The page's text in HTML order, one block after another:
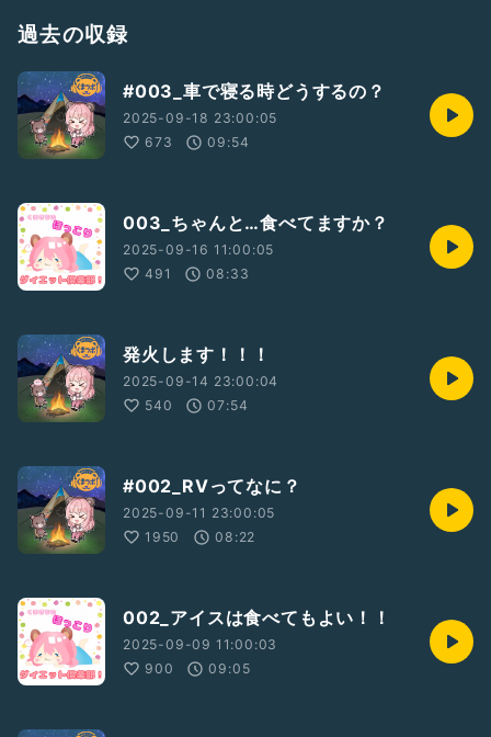
くまきちダイエットアカウント
▶ @kuma_daiet00
#くまラボ #ほっこりダイエット倶楽部 #女性トーカー
#ひとり語り
#ラジオ風 #ダイエット
過去の収録
#003_車で寝る時どうするの？
2025-09-18 23:00:05
673
09:54
003_ちゃんと…食べてますか？
2025-09-16 11:00:05
491
08:33
発火します！！！
2025-09-14 23:00:04
540
07:54
#002_RVってなに？
2025-09-11 23:00:05
1950
08:22
002_アイスは食べてもよい！！
2025-09-09 11:00:03
900
09:05